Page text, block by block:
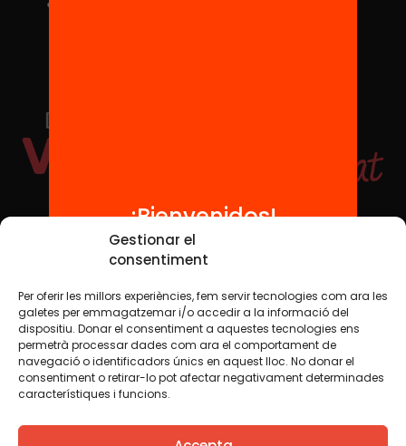
Gestionar el
consentiment
Per oferir les millors experiències, fem servir tecnologies com ara les
galetes per emmagatzemar i/o accedir a la informació del
dispositiu. Donar el consentiment a aquestes tecnologies ens
permetrà processar dades com ara el comportament de
navegació o identificadors únics en aquest lloc. No donar el
consentiment o retirar-lo pot afectar negativament determinades
característiques i funcions.
Redes sociales
TWT YTB IG FB IN
Aviso legalPolítica de cookies
Creemos que el conocimiento debe compartirse. Por eso
¡Bienvenidos!